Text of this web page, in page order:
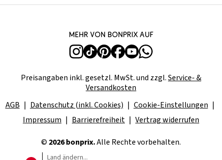
Mehr von bonprix auf
Preisangaben inkl. gesetzl. MwSt. und zzgl.Service- &
Versandkosten
AGB
Datenschutz (inkl. Cookies)
Cookie-Einstellungen
Impressum
Barrierefreiheit Vertrag widerrufen
© 2026 bonprix.Alle Rechte vorbehalten.
Land ändern...